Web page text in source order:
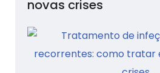
novas crises